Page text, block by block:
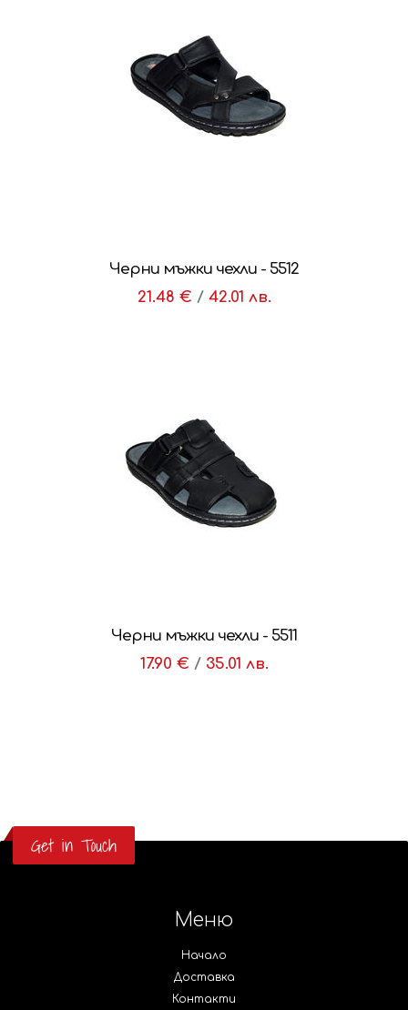
Черни мъжки чехли - 5512
21.48 € / 42.01 лв.
Черни мъжки чехли - 5511
17.90 € / 35.01 лв.
Get in Touch
Меню
Начало
Доставка
Контакти